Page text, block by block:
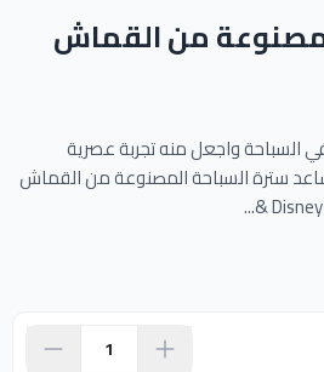
من القماش
السباحة واجعل منه تجربة عصرية
سترة السباحة المصنوعة من القماش